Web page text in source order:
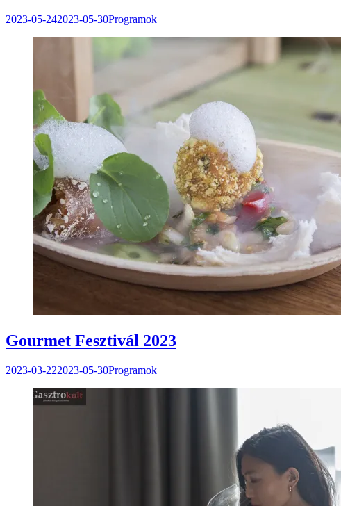
2023-05-242023-05-30Programok
Gourmet Fesztivál 2023
2023-03-222023-05-30Programok